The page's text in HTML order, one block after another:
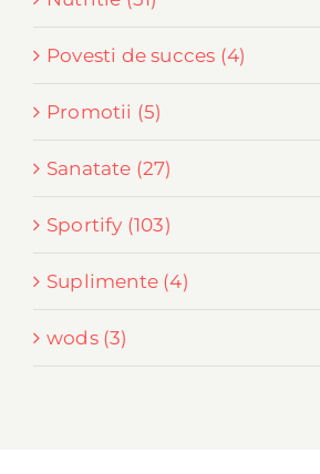
Povesti de succes (4)
Promotii (5)
Sanatate (27)
Sportify (103)
Suplimente (4)
wods (3)